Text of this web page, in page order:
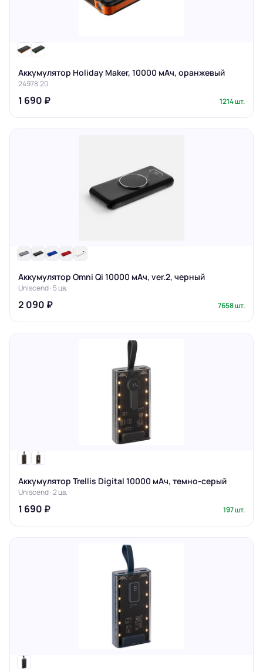
Аккумулятор Holiday Maker, 10000 мАч, оранжевый
24978.20
1 690 ₽ 1214 шт.
Аккумулятор Omni Qi 10000 мАч, ver.2, черный
Uniscend · 5 цв.
2 090 ₽ 7658 шт.
Аккумулятор Trellis Digital 10000 мАч, темно-серый
Uniscend · 2 цв.
1 690 ₽ 197 шт.